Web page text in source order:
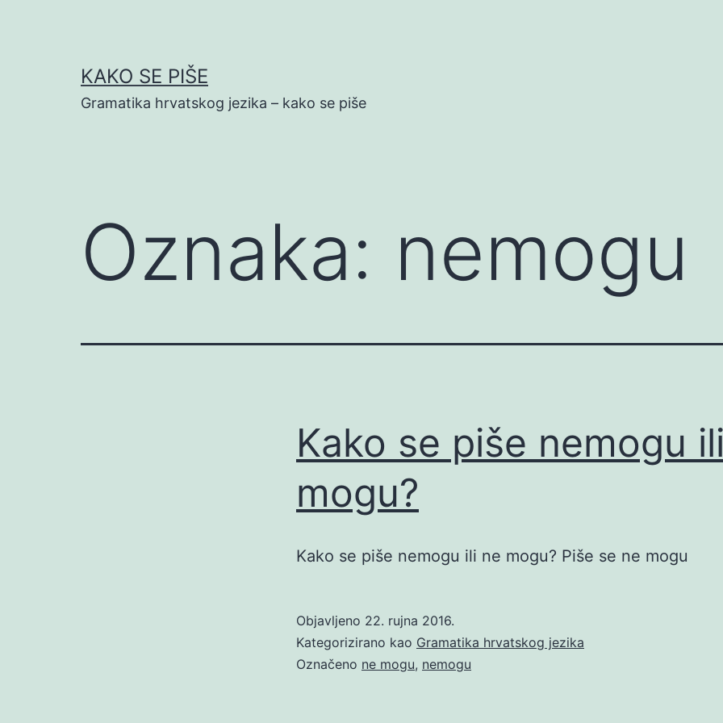
KAKO SE PIŠE
Gramatika hrvatskog jezika – kako se piše
Oznaka: nemogu
Kako se piše nemogu
mogu?
Kako se piše nemogu ili ne mogu? Piše se ne mogu
Objavljeno 22. rujna 2016.
Kategorizirano kao Gramatika hrvatskog jezika
Označeno ne mogu, nemogu